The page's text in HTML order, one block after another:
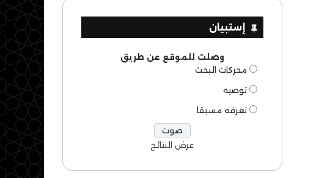
إستبيان
وصلت للموقع عن طريق
محركات البحث
توصيه
تعرفه مسبقا
عرض النتائج